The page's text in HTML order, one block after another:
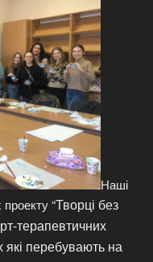
Наші
“Творці без
терапевтичних
які перебувають на